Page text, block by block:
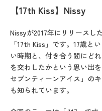
【17th Kiss】Nissy
Nissyが2017年にリリースし
「17th Kiss」です。17歳と
い時期と、付き合う間にど
を交わしたかという思い出
セブンティーンアイス」の
も知られています。